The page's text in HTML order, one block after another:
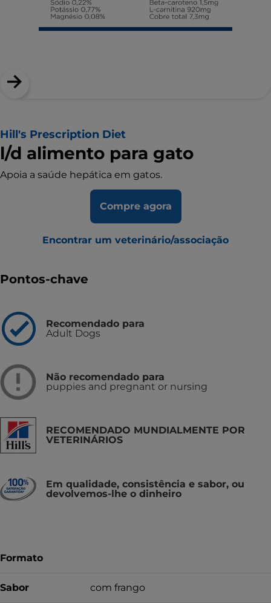
Hill's Prescription Diet
l/d alimento para gato
Apoia a saúde hepática em gatos.
Compre agora
Encontrar um veterinário/associação
Pontos-chave
Recomendado para
Adult Dogs
Não recomendado para
puppies and pregnant or nursing
RECOMENDADO MUNDIALMENTE POR
VETERINÁRIOS
Em qualidade, consistência e sabor, ou
devolvemos-lhe o dinheiro
Formato
Sabor com frango